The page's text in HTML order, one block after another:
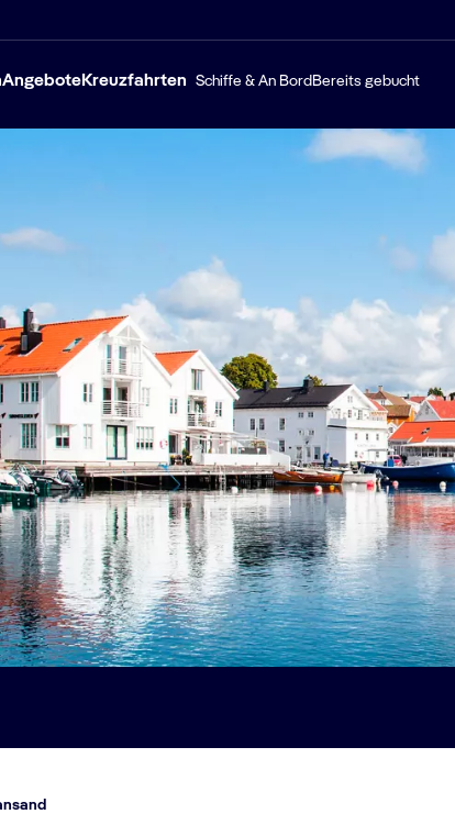
AngeboteKreuzfahrten Schiffe & An Bord Bereits gebucht